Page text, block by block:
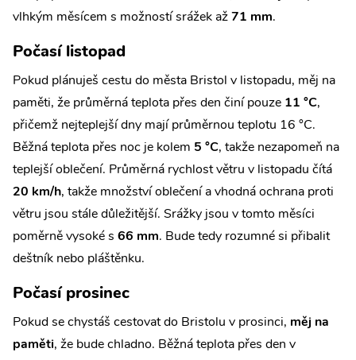
vlhkým měsícem s možností srážek až71 mm.
Počasí listopad
Pokud plánuješ cestu do města Bristol v listopadu, měj na
paměti, že průměrná teplota přes den činí pouze 11 °C,
přičemž nejteplejší dny mají průměrnou teplotu 16 °C.
Běžná teplota přes noc je kolem 5 °C, takže nezapomeň na
teplejší oblečení. Průměrná rychlost větru v listopadu čítá
20 km/h, takže množství oblečení a vhodná ochrana proti
větru jsou stále důležitější. Srážky jsou v tomto měsíci
poměrně vysoké s 66 mm. Bude tedy rozumné si přibalit
deštník nebo pláštěnku.
Počasí prosinec
Pokud se chystáš cestovat do Bristolu v prosinci, měj na
paměti, že bude chladno. Běžná teplota přes den v